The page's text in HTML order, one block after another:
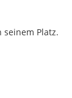
seinem Platz.